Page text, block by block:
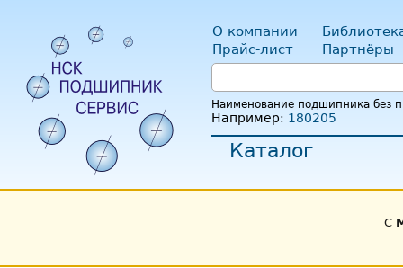
О компании
Прайс-лист
Партнёры
Наименование подшипника без
Например: 180205
Каталог
С